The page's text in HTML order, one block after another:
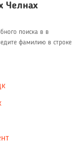
Челнах
поиска в в
фамилию в строке